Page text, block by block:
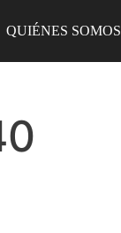
QUIÉNES SOMOS